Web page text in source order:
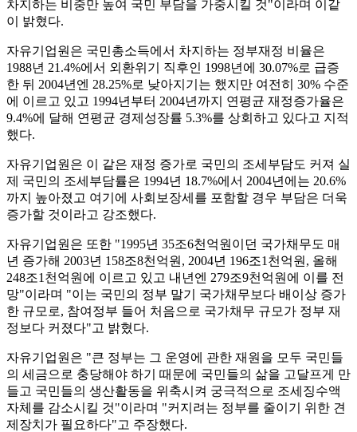
차지하는 비중만 높여 국민 부담을 가중시킬 것"이라며 이같
이 밝혔다.
자유기업원은 국민총소득에서 차지하는 정부재정 비율은
1988년 21.4%에서 외환위기 직후인 1998년에 30.07%로 급증
한 뒤 2004년엔 28.25%로 낮아지기는 했지만 여전히 30% 수준
에 이르고 있고 1994년부터 2004년까지 연평균 재정증가율은
9.4%에 달해 연평균 경제성장률 5.3%를 상회하고 있다고 지적
했다.
자유기업원은 이 같은 재정 증가로 국민의 조세부담도 커져 실
제 국민의 조세부담률은 1994년 18.7%에서 2004년에는 20.6%
까지 높아졌고 여기에 사회보장세를 포함할 경우 부담은 더욱
증가할 것이라고 강조했다.
자유기업원은 또한 "1995년 35조6천억원이던 국가채무도 매
년 증가해 2003년 158조8천억원, 2004년 196조1천억원, 올해
248조1천억원에 이르고 있고 내년엔 279조9천억원에 이를 전
망"이라며 "이는 국민의 정부 말기 국가채무보다 배이상 증가
한 규모로, 참여정부 들어 처음으로 국가채무 규모가 정부 재
정보다 커졌다"고 밝혔다.
자유기업원은 "큰 정부는 그 운영에 관한 재원을 모두 국민들
의 세금으로 충당해야 하기 때문에 국민들의 삶을 고달프게 만
들고 국민들의 생산활동을 위축시켜 궁극적으로 조세징수액
자체를 감소시킬 것"이라며 "커지려는 정부를 줄이기 위한 견
제장치가 필요하다"고 주장했다.